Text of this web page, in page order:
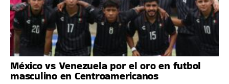
México vs Venezuela por el oro en futbol
masculino en Centroamericanos